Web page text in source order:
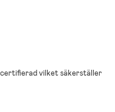
vilket säkerställer